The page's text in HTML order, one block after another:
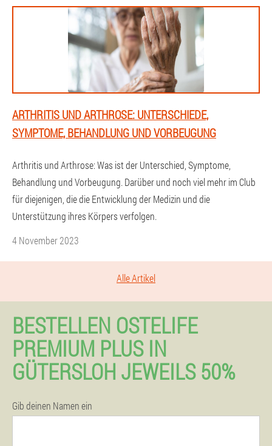
ARTHRITIS UND ARTHROSE: UNTERSCHIEDE,
SYMPTOME, BEHANDLUNG UND VORBEUGUNG
Arthritis und Arthrose: Was ist der Unterschied, Symptome,
Behandlung und Vorbeugung. Darüber und noch viel mehr im Club
für diejenigen, die die Entwicklung der Medizin und die
Unterstützung ihres Körpers verfolgen.
4 November 2023
Alle Artikel
BESTELLEN OSTELIFE
PREMIUM PLUS IN
GÜTERSLOH JEWEILS 50%
Gib deinen Namen ein